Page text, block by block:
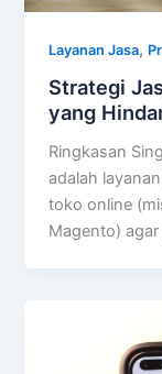
Layanan Jasa,
Strategi
yang
Ringkasan
adalah
toko online
Magento)